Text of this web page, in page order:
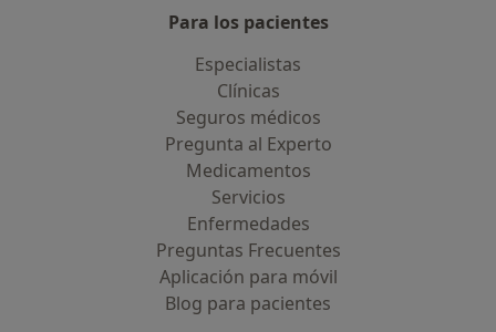
Para los pacientes
Especialistas
Clínicas
Seguros médicos
Pregunta al Experto
Medicamentos
Servicios
Enfermedades
Preguntas Frecuentes
Aplicación para móvil
Blog para pacientes